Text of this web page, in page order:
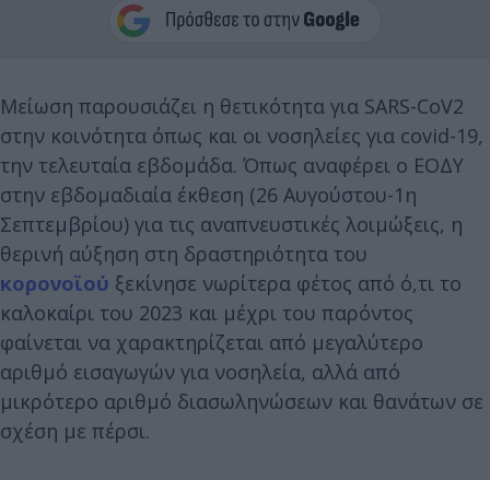
Μείωση παρουσιάζει η θετικότητα για SARS-CoV2
στην κοινότητα όπως και οι νοσηλείες για covid-19,
την τελευταία εβδομάδα. Όπως αναφέρει ο ΕΟΔΥ
στην εβδομαδιαία έκθεση (26 Αυγούστου-1η
Σεπτεμβρίου) για τις αναπνευστικές λοιμώξεις, η
θερινή αύξηση στη δραστηριότητα του
κορονοϊού ξεκίνησε νωρίτερα φέτος από ό,τι το
καλοκαίρι του 2023 και μέχρι του παρόντος
φαίνεται να χαρακτηρίζεται από μεγαλύτερο
αριθμό εισαγωγών για νοσηλεία, αλλά από
μικρότερο αριθμό διασωληνώσεων και θανάτων σε
σχέση με πέρσι.